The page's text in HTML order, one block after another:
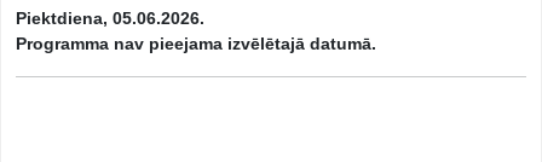
Piektdiena, 05.06.2026.
Programma nav pieejama izvēlētajā datumā.